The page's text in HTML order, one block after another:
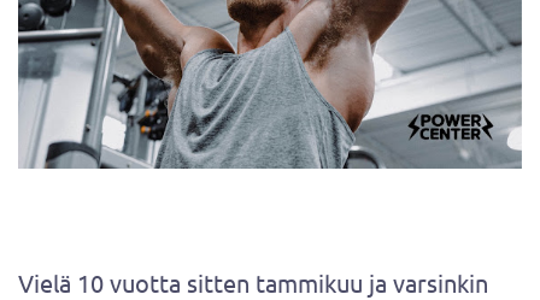
Vielä 10 vuotta sitten tammikuu ja varsinkin